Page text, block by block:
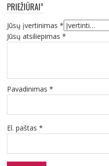
PRIEŽIŪRAI”
Jūsų įvertinimas *
Jūsų atsiliepimas *
Pavadinimas *
El. paštas *